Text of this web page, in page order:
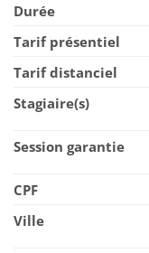
Durée
Tarif présentiel
Tarif distanciel
Stagiaire(s)
Session garantie
CPF
Ville